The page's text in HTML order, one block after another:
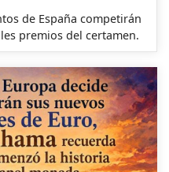
de España competirán
premios del certamen.